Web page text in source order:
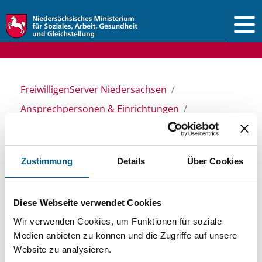
Zustimmung Details Über Cookies
Diese Webseite verwendet Cookies
Wir verwenden Cookies, um Funktionen für soziale
Medien anbieten zu können und die Zugriffe auf unsere
Website zu analysieren.
FreiwilligenServer Niedersachsen
Ansprechpersonen & Einrichtungen
Stiftungsdatenbank
Recherchieren Sie in unserer
Stiftungsdatenbank nach Themen, Kategorien,
Suchbegriffen und Orten. Bei der Suche bitte